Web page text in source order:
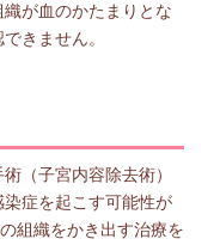
が血のかたまりとな
きません。
（子宮内容除去術）
症を起こす可能性が
組織をかき出す治療を